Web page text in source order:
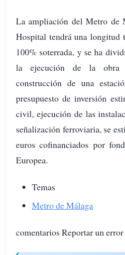
La ampliación del Metro de
Hospital tendrá una longitud
100% soterrada, y se ha
la ejecución de la obra
construcción de una
presupuesto de inversión
civil, ejecución de las
señalización ferroviaria, se
euros cofinanciados por
Europea.
Temas
Metro de Málaga
comentarios Reportar un error